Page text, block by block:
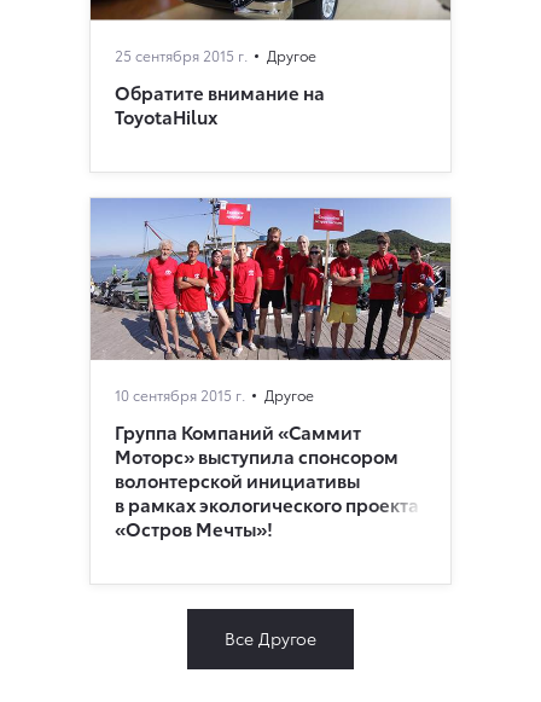
25 сентября 2015 г. Другое
Обратите внимание на
‪ToyotaHilux‬
10 сентября 2015 г. Другое
Группа Компаний «Саммит
Моторс» выступила спонсором
волонтерской инициативы
в рамках экологического проекта
«Остров Мечты»!
Все Другое